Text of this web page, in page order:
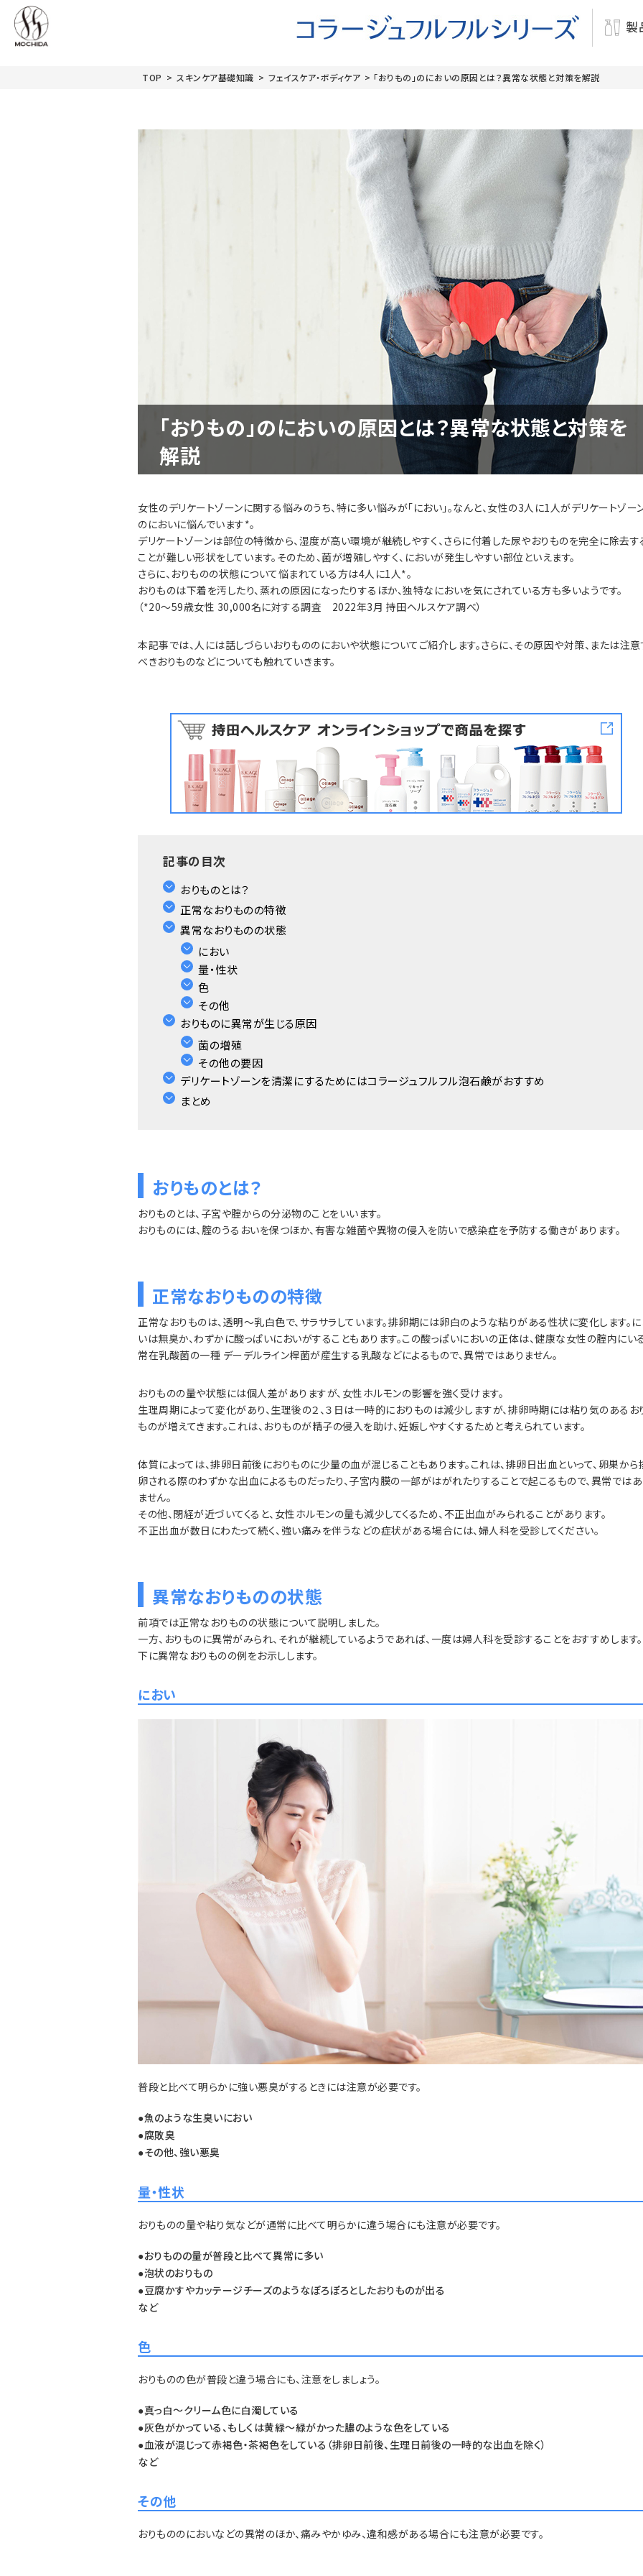
製
TOP > スキンケア基礎知識 > フェイスケア・ボディケア > 「おりもの」のにおいの原因とは？異常な状態と対策を解説
「おりもの」のにおいの原因とは？異常な状態と対策を
解説
女性のデリケートゾーンに関する悩みのうち、特に多い悩みが「におい」。なんと、女性の3人に1人がデリケートゾー
のにおいに悩んでいます*。
デリケートゾーンは部位の特徴から、湿度が高い環境が継続しやすく、さらに付着した尿やおりものを完全に除去す
ことが難しい形状をしています。そのため、菌が増殖しやすく、においが発生しやすい部位といえます。
さらに、おりものの状態について悩まれている方は4人に1人*。
おりものは下着を汚したり、蒸れの原因になったりするほか、独特なにおいを気にされている方も多いようです。
（*20～59歳女性 30,000名に対する調査 2022年3月 持田ヘルスケア調べ）
本記事では、人には話しづらいおりもののにおいや状態についてご紹介します。さらに、その原因や対策、または注
べきおりものなどについても触れていきます。
記事の目次
おりものとは？
正常なおりものの特徴
異常なおりものの状態
におい
量・性状
色
その他
おりものに異常が生じる原因
菌の増殖
その他の要因
デリケートゾーンを清潔にするためにはコラージュフルフル泡石鹸がおすすめ
まとめ
おりものとは？
おりものとは、子宮や腟からの分泌物のことをいいます。
おりものには、腟のうるおいを保つほか、有害な雑菌や異物の侵入を防いで感染症を予防する働きがあります。
正常なおりものの特徴
正常なおりものは、透明～乳白色で、サラサラしています。排卵期には卵白のような粘りがある性状に変化します。
いは無臭か、わずかに酸っぱいにおいがすることもあります。この酸っぱいにおいの正体は、健康な女性の腟内にい
常在乳酸菌の一種 デーデルライン桿菌が産生する乳酸などによるもので、異常ではありません。
おりものの量や状態には個人差がありますが、女性ホルモンの影響を強く受けます。
生理周期によって変化があり、生理後の２、３日は一時的におりものは減少しますが、排卵時期には粘り気のあるお
ものが増えてきます。これは、おりものが精子の侵入を助け、妊娠しやすくするためと考えられています。
体質によっては、排卵日前後におりものに少量の血が混じることもあります。これは、排卵日出血といって、卵巣から
卵される際のわずかな出血によるものだったり、子宮内膜の一部がはがれたりすることで起こるもので、異常では
ません。
その他、閉経が近づいてくると、女性ホルモンの量も減少してくるため、不正出血がみられることがあります。
不正出血が数日にわたって続く、強い痛みを伴うなどの症状がある場合には、婦人科を受診してください。
異常なおりものの状態
前項では正常なおりものの状態について説明しました。
一方、おりものに異常がみられ、それが継続しているようであれば、一度は婦人科を受診することをおすすめします
下に異常なおりものの例をお示しします。
におい
普段と比べて明らかに強い悪臭がするときには注意が必要です。
●魚のような生臭いにおい
●腐敗臭
●その他、強い悪臭
量・性状
おりものの量や粘り気などが通常に比べて明らかに違う場合にも注意が必要です。
●おりものの量が普段と比べて異常に多い
●泡状のおりもの
●豆腐かすやカッテージチーズのようなぽろぽろとしたおりものが出る
など
色
おりものの色が普段と違う場合にも、注意をしましょう。
●真っ白～クリーム色に白濁している
●灰色がかっている、もしくは黄緑～緑がかった膿のような色をしている
● 血液が混じって赤褐色・茶褐色をしている（排卵日前後、生理日前後の一時的な出血を除く）
など
その他
おりもののにおいなどの異常のほか、痛みやかゆみ、違和感がある場合にも注意が必要です。